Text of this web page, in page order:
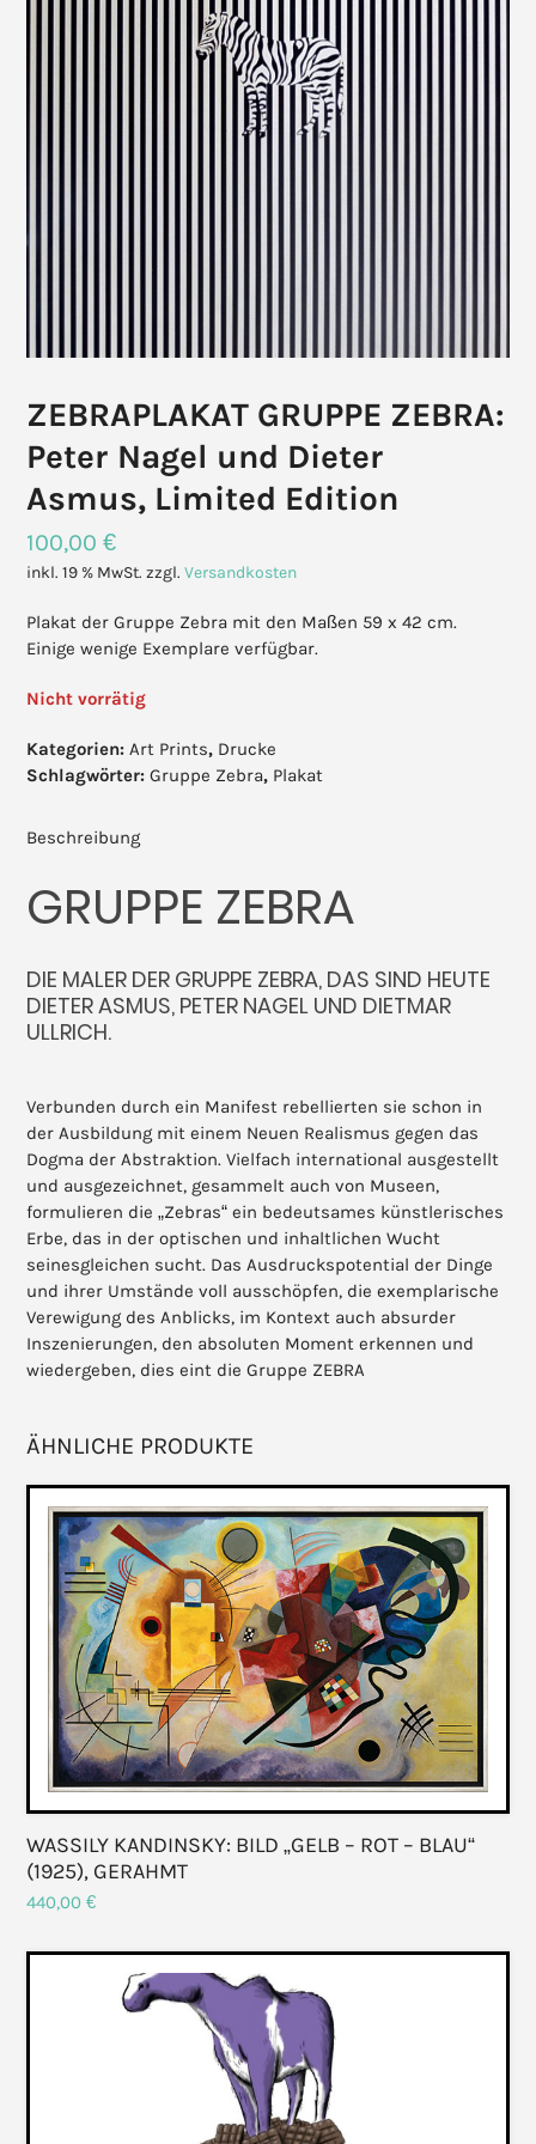
ZEBRAPLAKAT GRUPPE ZEBRA:
Peter Nagel und Dieter
Asmus, Limited Edition
100,00€
inkl. 19 % MwSt. zzgl.Versandkosten
Plakat der Gruppe Zebra mit den Maßen 59 x 42 cm.
Einige wenige Exemplare verfügbar.
Nicht vorrätig
Kategorien: Art Prints, Drucke
Schlagwörter:Gruppe Zebra, Plakat
Beschreibung
GRUPPE ZEBRA
DIE MALER DER GRUPPE ZEBRA, DAS SIND HEUTE
DIETER ASMUS, PETER NAGEL UND DIETMAR
ULLRICH.
Verbunden durch ein Manifest rebellierten sie schon in
der Ausbildung mit einem Neuen Realismus gegen das
Dogma der Abstraktion. Vielfach international ausgestellt
und ausgezeichnet, gesammelt auch von Museen,
formulieren die „Zebras“ ein bedeutsames künstlerisches
Erbe, das in der optischen und inhaltlichen Wucht
seinesgleichen sucht. Das Ausdruckspotential der Dinge
und ihrer Umstände voll ausschöpfen, die exemplarische
Verewigung des Anblicks, im Kontext auch absurder
Inszenierungen, den absoluten Moment erkennen und
wiedergeben, dies eint die Gruppe ZEBRA
ÄHNLICHE PRODUKTE
WASSILY KANDINSKY: BILD „GELB – ROT – BLAU“
(1925), GERAHMT
440,00€